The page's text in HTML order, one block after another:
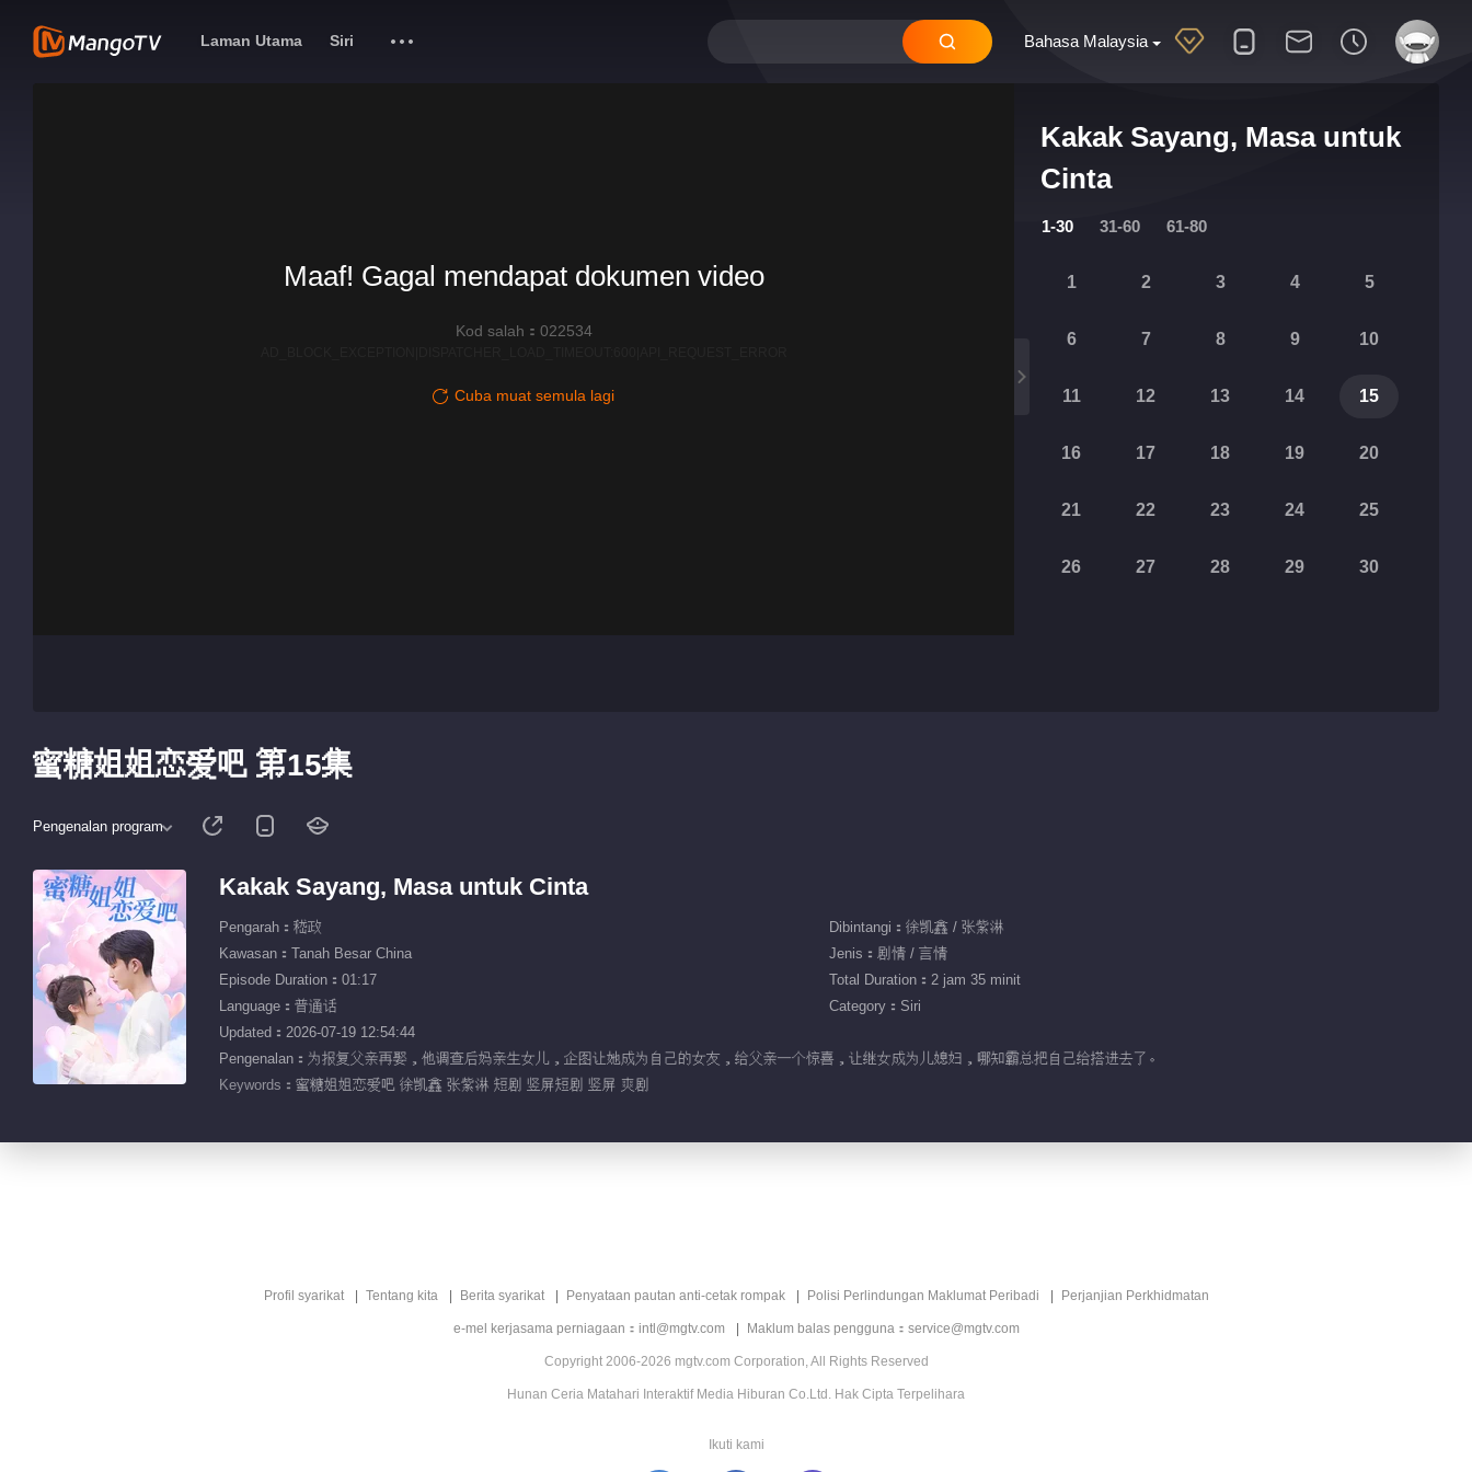
Bahasa Malaysia
Laman Utama Siri
Kakak Sayang, Masa untuk
Cinta
1-30 31-60 61-80
1 2 3 4 5
6 7 8 9 10
11 12 13 14 15
16 17 18 19 20
21 22 23 24 25
26 27 28 29 30
Maaf! Gagal mendapat dokumen video
Kod salah：022534
Cuba muat semula lagi
蜜糖姐姐恋爱吧 第15集
Pengenalan program
Kakak Sayang, Masa untuk Cinta
Pengarah：嵇政
Dibintangi：徐凯鑫 / 张紫淋
Kawasan：Tanah Besar China
Jenis：剧情 / 言情
Episode Duration：01:17
Total Duration：2 jam 35 minit
Language：普通话
Category：Siri
Updated：2026-07-19 12:54:44
Pengenalan：为报复父亲再娶，他调查后妈亲生女儿，企图让她成为自己的女友，给父亲一个惊喜，让继女成为儿媳妇，哪知霸总把自己给搭进去了。
Keywords： 蜜糖姐姐恋爱吧 徐凯鑫 张紫淋 短剧 竖屏短剧 竖屏 爽剧
Profil syarikat Tentang kita Berita syarikat Penyataan pautan anti-cetak rompak Polisi Perlindungan Maklumat Peribadi Perjanjian Perkhidmatan
e-mel kerjasama perniagaan：intl@mgtv.com Maklum balas pengguna：service@mgtv.com
Copyright 2006-2026 mgtv.com Corporation, All Rights Reserved
Hunan Ceria Matahari Interaktif Media Hiburan Co.Ltd. Hak Cipta Terpelihara
Ikuti kami